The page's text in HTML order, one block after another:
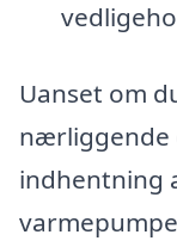
Uanset om
nærliggende
indhentning